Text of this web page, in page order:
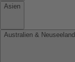
Asien
Australien & Neuseeland